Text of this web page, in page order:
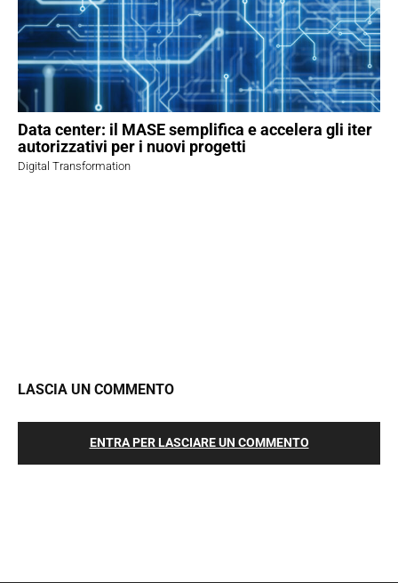
Data center: il MASE semplifica e accelera gli iter
autorizzativi per i nuovi progetti
Digital Transformation
LASCIA UN COMMENTO
ENTRA PER LASCIARE UN COMMENTO